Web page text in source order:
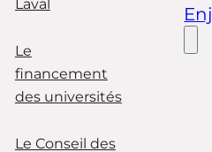
Laval
Le
financement
des universités
Le Conseil des